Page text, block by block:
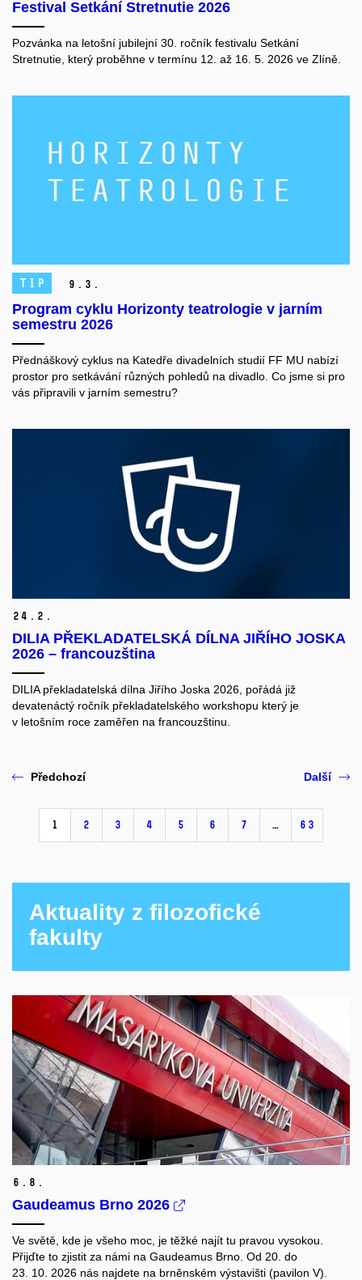
Festival Setkání Stretnutie 2026
Pozvánka na letošní jubilejní 30. ročník festivalu Setkání
Stretnutie , který proběhne v termínu 12. až 16. 5. 2026 ve Zlíně
TIP 9. 3.
Program cyklu Horizonty teatrologie v jarním
semestru 2026
Přednáškový cyklus na Katedře divadelních studií FF MU nabízí
prostor pro setkávání různých pohledů na divadlo. Co jsme si pro
vás připravili v jarním semestru?
24. 2.
DILIA PŘEKLADATELSKÁ DÍLNA JIŘÍHO JOSKA
2026 – francouzština
DILIA překladatelská dílna Jiřího Joska 2026, pořádá již
devatenáctý ročník překladatelského workshopu který je
v letošním roce zaměřen na francouzštinu.
Předchozí
1 2 3 4 5 6 7 … 63
Další
Aktuality z filozofické
fakulty
6. 8.
Gaudeamus Brno 2026
Ve světě, kde je všeho moc, je těžké najít tu pravou vysokou.
Přijďte to zjistit za námi na Gaudeamus Brno. Od 20. do
23. 10. 2026 nás najdete na brněnském výstavišti (pavilon V).